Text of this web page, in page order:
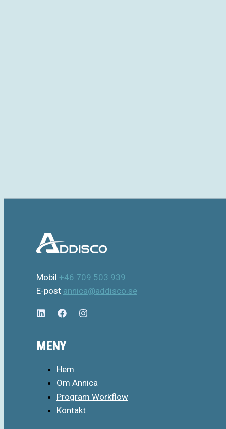
Mobil +46 709 503 939
E-post annica@addisco.se
MENY
Hem
Om Annica
Program Workflow
Kontakt